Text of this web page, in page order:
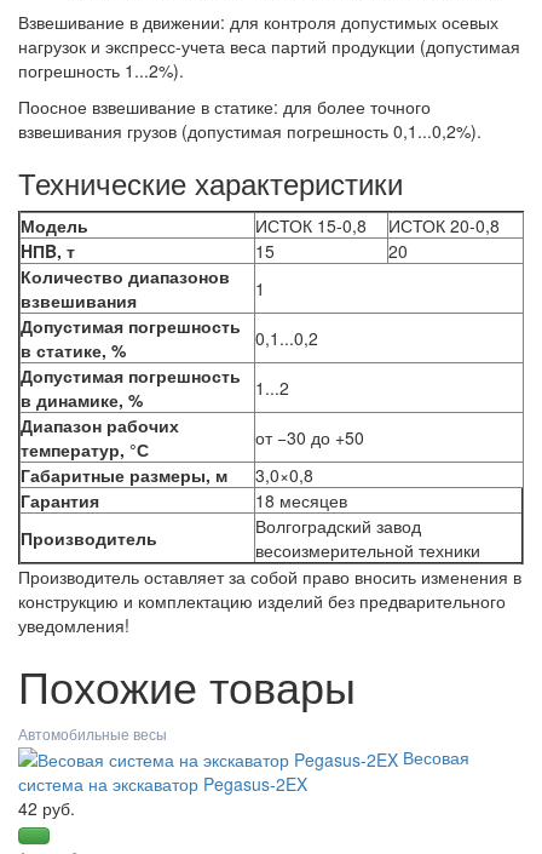
Взвешивание в движении: для контроля допустимых осевых
нагрузок и экспресс-учета веса партий продукции (допустимая
погрешность 1...2%).
Поосное взвешивание в статике: для более точного
взвешивания грузов (допустимая погрешность 0,1...0,2%).
Технические характеристики
Модель ИСТОК 15-0,8
ИСТОК 20-0,8
HПB, т
15
20
Количество диапазонов
взвешивания
1
Допустимая погрешность
в статике, %
0,1...0,2
Допустимая погрешность
в динамике, %
1...2
Диапазон рабочих
температур, °С
от −30 до +50
Габаритные размеры, м
3,0×0,8
Гарантия
18 месяцев
Производитель
Волгоградский завод
весоизмерительной техники
Производитель оставляет за собой право вносить изменения в
конструкцию и комплектацию изделий без предварительного
уведомления!
Похожие товары
Автомобильные весы
Весовая
система на экскаватор Pegasus-2EX
42 руб.